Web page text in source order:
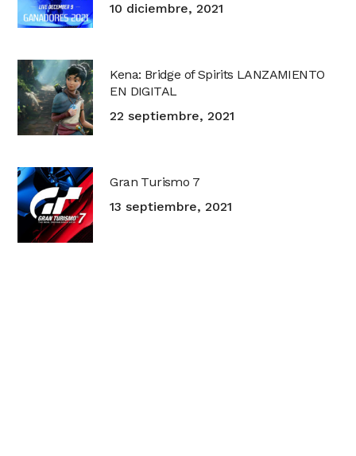
10 diciembre, 2021
Kena: Bridge of Spirits LANZAMIENTO
EN DIGITAL
22 septiembre, 2021
Gran Turismo 7
13 septiembre, 2021